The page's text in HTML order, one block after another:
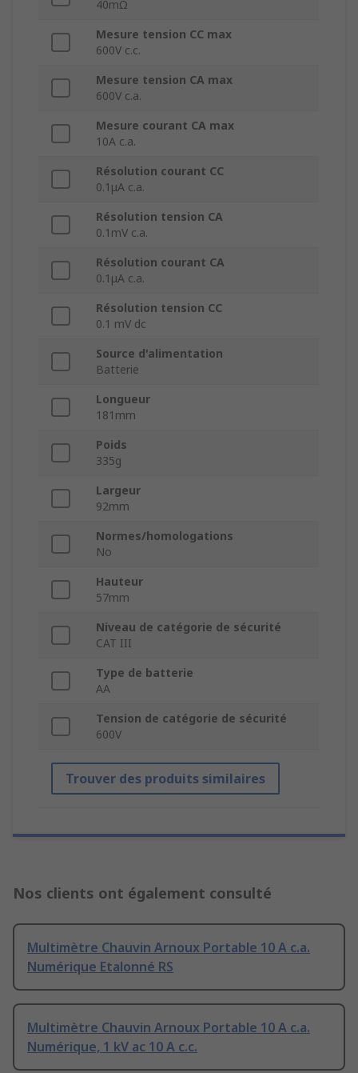
40mΩ
Mesure tension CC max
600V c.c.
Mesure tension CA max
600V c.a.
Mesure courant CA max
10A c.a.
Résolution courant CC
0.1μA c.a.
Résolution tension CA
0.1mV c.a.
Résolution courant CA
0.1μA c.a.
Résolution tension CC
0.1 mV dc
Source d'alimentation
Batterie
Longueur
181mm
Poids
335g
Largeur
92mm
Normes/homologations
No
Hauteur
57mm
Niveau de catégorie de sécurité
CAT III
Type de batterie
AA
Tension de catégorie de sécurité
600V
Trouver des produits similaires
Nos clients ont également consulté
Multimètre Chauvin Arnoux Portable 10 A c.a.
Numérique Etalonné RS
Multimètre Chauvin Arnoux Portable 10 A c.a.
Numérique, 1 kV ac 10 A c.c.